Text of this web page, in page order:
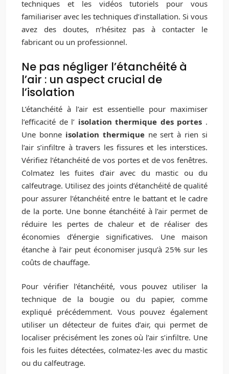
techniques et les vidéos tutoriels pour vous
familiariser avec les techniques d’installation. Si vous
avez des doutes, n’hésitez pas à contacter le
fabricant ou un professionnel.
Ne pas négliger l’étanchéité à
l’air : un aspect crucial de
l’isolation
L’étanchéité à l’air est essentielle pour maximiser
l’efficacité de l’ isolation thermique des portes .
Une bonne isolation thermique ne sert à rien si
l’air s’infiltre à travers les fissures et les interstices.
Vérifiez l’étanchéité de vos portes et de vos fenêtres.
Colmatez les fuites d’air avec du mastic ou du
calfeutrage. Utilisez des joints d’étanchéité de qualité
pour assurer l’étanchéité entre le battant et le cadre
de la porte. Une bonne étanchéité à l’air permet de
réduire les pertes de chaleur et de réaliser des
économies d’énergie significatives. Une maison
étanche à l’air peut économiser jusqu’à 25% sur les
coûts de chauffage.
Pour vérifier l’étanchéité, vous pouvez utiliser la
technique de la bougie ou du papier, comme
expliqué précédemment. Vous pouvez également
utiliser un détecteur de fuites d’air, qui permet de
localiser précisément les zones où l’air s’infiltre. Une
fois les fuites détectées, colmatez-les avec du mastic
ou du calfeutrage.